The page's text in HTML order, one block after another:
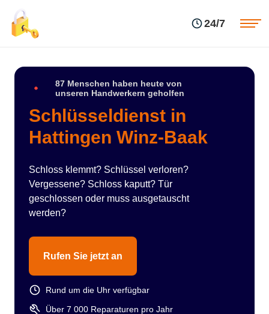
24/7
87 Menschen haben heute von
unseren Handwerkern geholfen
Schlüsseldienst in
Hattingen Winz-Baak
Schloss klemmt? Schlüssel verloren?
Vergessene? Schloss kaputt? Tür
geschlossen oder muss ausgetauscht
werden?
Rufen Sie jetzt an
Rund um die Uhr verfügbar
Über 7 000 Reparaturen pro Jahr